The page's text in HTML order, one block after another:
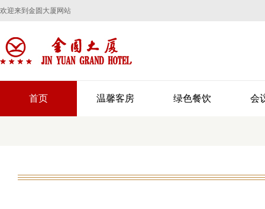
欢迎来到金圆大厦网站
首页 温馨客房 绿色餐饮 会